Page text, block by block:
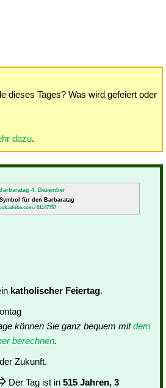
dieses Tages? Was wird gefeiert oder
dazu.
für den Barbaratag
/ 81147757
katholischer Feiertag.
können Sie ganz bequem mitdem
berechnen.
Zukunft.
Der Tag ist in 515 Jahren, 3